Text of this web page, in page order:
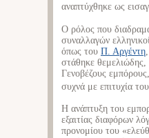
αναπτύχθηκε ως
Ο ρόλος που
συναλλαγών
όπως του Π. Αργέντη
στάθηκε θεμελιώδης,
Γενοβέζους
συχνά με επιτυχία
Η ανάπτυξη του
εξαιτίας διαφόρων
προνομίου του